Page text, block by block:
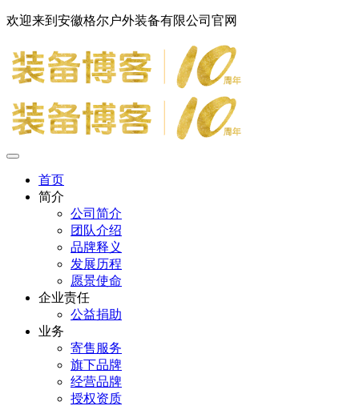
欢迎来到安徽格尔户外装备有限公司官网
首页
简介
公司简介
团队介绍
品牌释义
发展历程
愿景使命
企业责任
公益捐助
业务
寄售服务
旗下品牌
经营品牌
授权资质